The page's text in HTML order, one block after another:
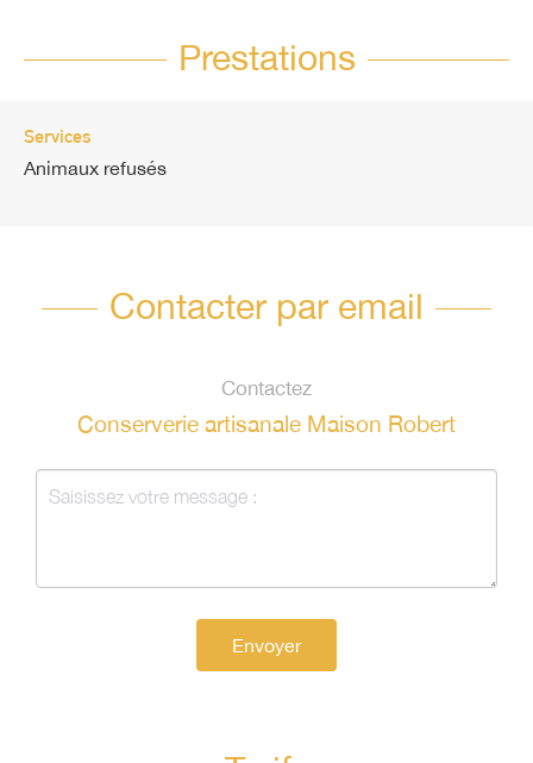
Prestations
Services
Animaux refusés
Contacter par email
Contactez
Conserverie artisanale Maison Robert
Envoyer